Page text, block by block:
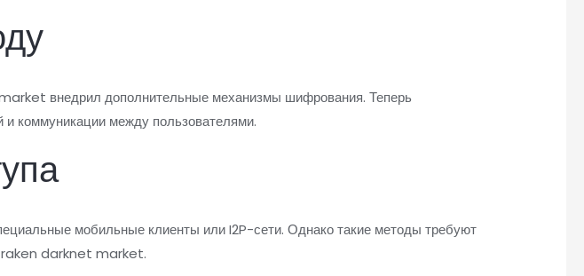
внедрил дополнительные механизмы шифрования. Теперь
коммуникации между пользователями.
мобильные клиенты или I2P-сети. Однако такие методы требуют
Kraken darknet market.